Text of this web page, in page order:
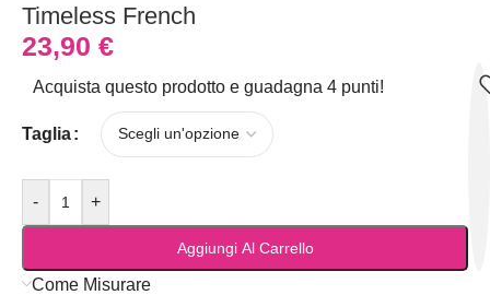
Timeless French
23,90 €
Acquista questo prodotto e guadagna 4 punti!
Taglia
- +
Aggiungi Al Carrello
Come Misurare